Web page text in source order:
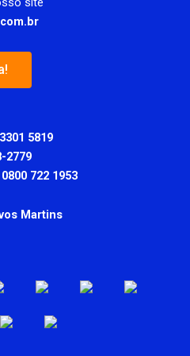
5819
2779
722 1953
Martins